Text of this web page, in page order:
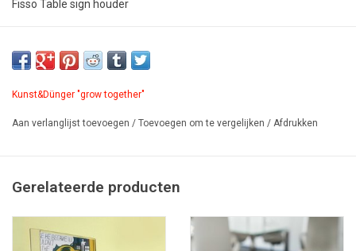
Fisso Table sign houder
ondersteuning voor tafel en toonbank. Signs, frames of
Paneeldikte: max. 8mm. Materiaal: veredeld messing.
Paneel niet inbegrepen.
Kunst&Dünger "grow together"
Aan verlanglijst toevoegen / Toevoegen om te vergelijken / Afdrukken
Gerelateerde producten